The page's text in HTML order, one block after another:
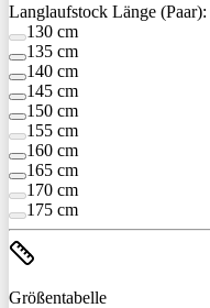
Langlaufstock Länge (Paar):
130 cm
135 cm
140 cm
145 cm
150 cm
155 cm
160 cm
165 cm
170 cm
175 cm
Größentabelle